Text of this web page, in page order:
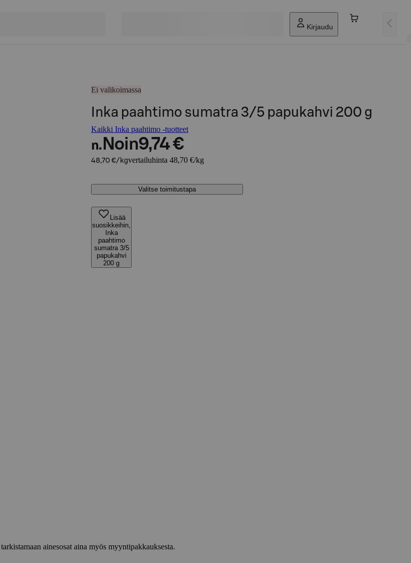
Kirjaudu
Ei valikoimassa
Inka paahtimo sumatra 3/5 papukahvi 200 g
Kaikki Inka paahtimo -tuotteet
n. Noin9,74 €
48,70 €/kgvertailuhinta 48,70 €/kg
Valitse toimitustapa
Lisää
suosikkeihin,
Inka
paahtimo
sumatra 3/5
papukahvi
200 g
ainesosat aina myös myyntipakkauksesta.